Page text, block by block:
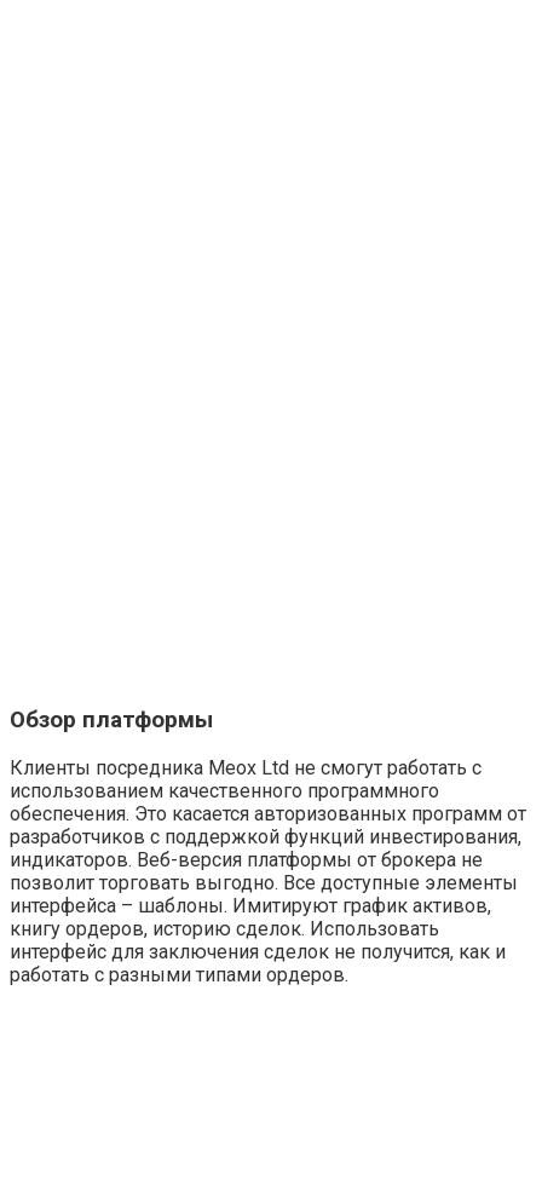
Обзор платформы
Клиенты посредника Meox Ltd не смогут работать с
использованием качественного программного
обеспечения. Это касается авторизованных программ от
разработчиков с поддержкой функций инвестирования,
индикаторов. Веб-версия платформы от брокера не
позволит торговать выгодно. Все доступные элементы
интерфейса – шаблоны. Имитируют график активов,
книгу ордеров, историю сделок. Использовать
интерфейс для заключения сделок не получится, как и
работать с разными типами ордеров.